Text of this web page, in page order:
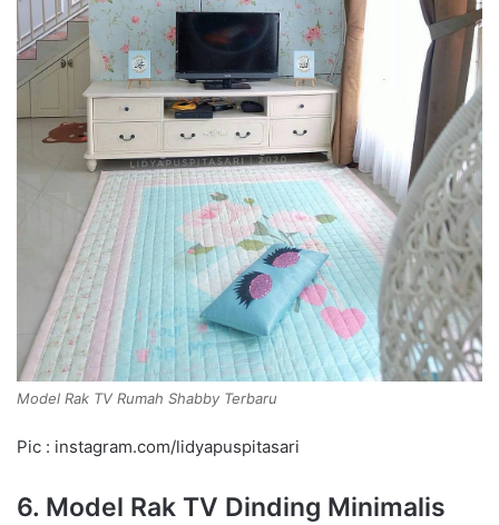
Model Rak TV Rumah Shabby Terbaru
Pic : instagram.com/lidyapuspitasari
6. Model Rak TV Dinding Minimalis